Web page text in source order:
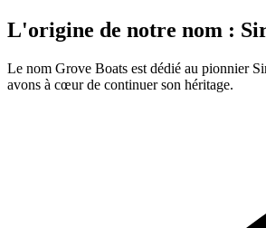
L'origine de notre nom :
Le nom Grove Boats est dédié au pionnier
avons à cœur de continuer son héritage.